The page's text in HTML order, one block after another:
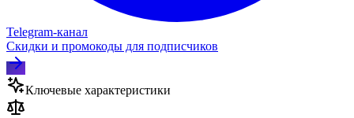
Telegram‑канал
Скидки и промокоды для подписчиков
Ключевые характеристики